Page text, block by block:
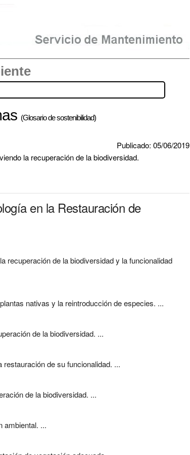
(Glosario de sostenibilidad)
Publicado: 05/06/2019
la recuperación de la biodiversidad.
en la Restauración de
recuperación de la biodiversidad y la funcionalidad
nativas y la reintroducción de especies. ...
de la biodiversidad. ...
de su funcionalidad. ...
de la biodiversidad. ...
ambiental. ...